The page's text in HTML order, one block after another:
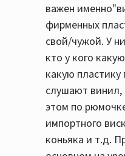
важен
фирменных
свой/чужой. У
кто у кого
какую
слушают
этом по
импортного
коньяка и т.д.